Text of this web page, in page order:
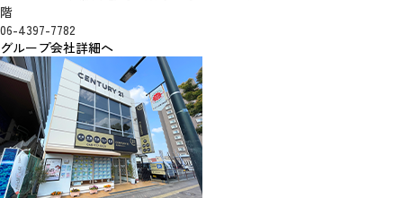
階
06-4397-7782
グループ会社詳細へ